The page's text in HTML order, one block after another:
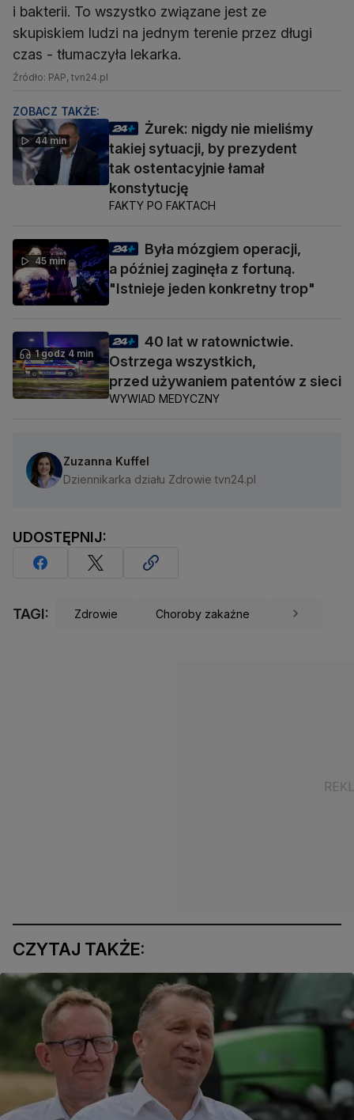
i bakterii. To wszystko związane jest ze
skupiskiem ludzi na jednym terenie przez długi
czas - tłumaczyła lekarka.
Źródło: PAP, tvn24.pl
ZOBACZ TAKŻE:
44 min
Żurek: nigdy nie mieliśmy
takiej sytuacji, by prezydent
tak ostentacyjnie łamał
konstytucję
FAKTY PO FAKTACH
45 min
Była mózgiem operacji,
a później zaginęła z fortuną.
"Istnieje jeden konkretny trop"
1 godz 4 min
40 lat w ratownictwie.
Ostrzega wszystkich,
przed używaniem patentów z sieci
WYWIAD MEDYCZNY
Zuzanna Kuffel
Dziennikarka działu Zdrowie tvn24.pl
UDOSTĘPNIJ:
TAGI: Zdrowie Choroby zakaźne
CZYTAJ TAKŻE: